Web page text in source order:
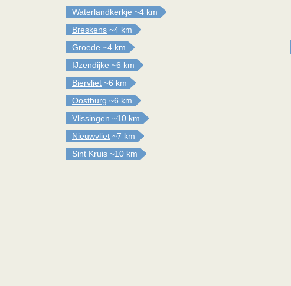
Waterlandkerkje ~4 km
Breskens ~4 km
Groede ~4 km
IJzendijke ~6 km
Biervliet ~6 km
Oostburg ~6 km
Vlissingen ~10 km
Nieuwvliet ~7 km
Sint Kruis ~10 km